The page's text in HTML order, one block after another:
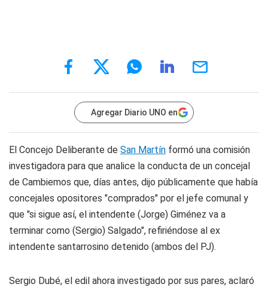
Agregar Diario UNO en
El Concejo Deliberante de San Martín formó una comisión
investigadora para que analice la conducta de un concejal
de Cambiemos que, días antes, dijo públicamente que había
concejales opositores "comprados" por el jefe comunal y
que "si sigue así, el intendente (Jorge) Giménez va a
terminar como (Sergio) Salgado", refiriéndose al ex
intendente santarrosino detenido (ambos del PJ).
Sergio Dubé, el edil ahora investigado por sus pares, aclaró